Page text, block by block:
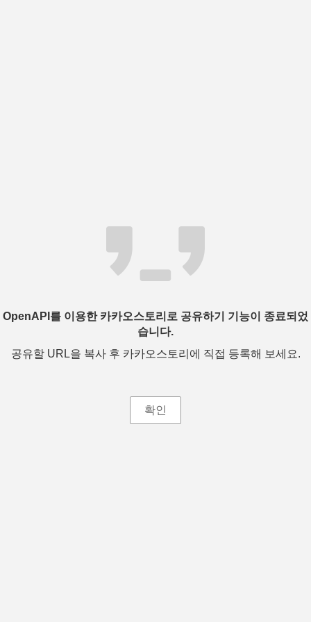
OpenAPI를 이용한 카카오스토리로 공유하기 기능이 종료되었
습니다.
공유할 URL을 복사 후 카카오스토리에 직접 등록해 보세요.
확인